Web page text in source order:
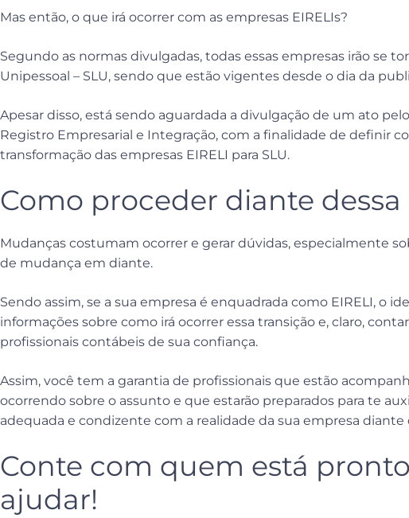
Mas então, o que irá ocorrer com as empresas EIRELIs?
Segundo as normas divulgadas, todas essas empresas irão se
Unipessoal – SLU, sendo que estão vigentes desde o dia da
Apesar disso, está sendo aguardada a divulgação de um ato
Registro Empresarial e Integração, com a finalidade de definir
transformação das empresas EIRELI para SLU.
Como proceder diante dessa
Mudanças costumam ocorrer e gerar dúvidas, especialmente
de mudança em diante.
Sendo assim, se a sua empresa é enquadrada como EIRELI, o
informações sobre como irá ocorrer essa transição e, claro,
profissionais contábeis de sua confiança.
Assim, você tem a garantia de profissionais que estão
ocorrendo sobre o assunto e que estarão preparados para te
adequada e condizente com a realidade da sua empresa diante
Conte com quem está
ajudar!